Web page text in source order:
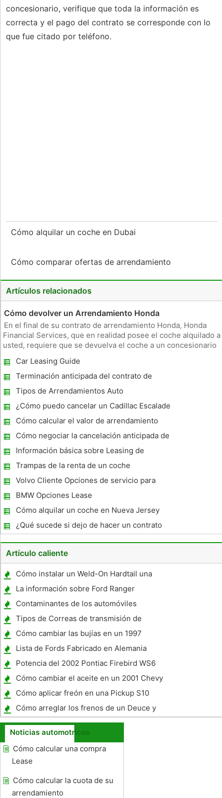
concesionario, verifique que toda la información es
correcta y el pago del contrato se corresponde con lo
que fue citado por teléfono.
Cómo alquilar un coche en Dubai
Cómo comparar ofertas de arrendamiento
Artículos relacionados
Cómo devolver un Arrendamiento Honda
En el final de su contrato de arrendamiento Honda, Honda
Financial Services, que en realidad posee el coche alquilado a
usted, requiere que se devuelva el coche a un concesionario
que si usted reubicado desde el tiempo de su contrato, usted
Car Leasing Guide
Terminación anticipada del contrato de
arrendamiento Auto Debido a la muerte
Tipos de Arrendamientos Auto
¿Cómo puedo cancelar un Cadillac Escalade
arrendado?
Cómo calcular el valor de arrendamiento
Cómo negociar la cancelación anticipada de
un contrato de arrendamiento Auto
Información básica sobre Leasing de
coches
Trampas de la renta de un coche
Volvo Cliente Opciones de servicio para
poner fin a un contrato de arrendamiento
BMW Opciones Lease
Cómo alquilar un coche en Nueva Jersey
¿Qué sucede si dejo de hacer un contrato
de arrendamiento de coches de pago?
Artículo caliente
Cómo instalar un Weld-On Hardtail una
Sportster
La información sobre Ford Ranger
Transmisiones
Contaminantes de los automóviles
Tipos de Correas de transmisión de
automóviles
Cómo cambiar las bujías en un 1997
Chevrolet Blazer
Lista de Fords Fabricado en Alemania
Potencia del 2002 Pontiac Firebird WS6
Cómo cambiar el aceite en un 2001 Chevy
Impala
Cómo aplicar freón en una Pickup S10
Cómo arreglar los frenos de un Deuce y
media
Noticias automotrices
Cómo calcular una compra
Lease
Cómo calcular la cuota de su
arrendamiento